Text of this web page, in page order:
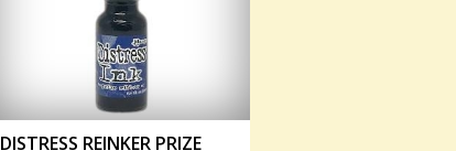
DISTRESS REINKER PRIZE